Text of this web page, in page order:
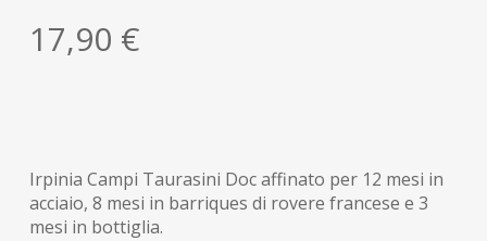
17,90 €
Irpinia Campi Taurasini Doc affinato per 12 mesi in
acciaio, 8 mesi in barriques di rovere francese e 3
mesi in bottiglia.